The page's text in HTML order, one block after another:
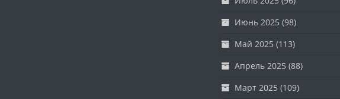
Июнь 2025 (98)
Май 2025 (113)
Апрель 2025 (88)
Март 2025 (109)